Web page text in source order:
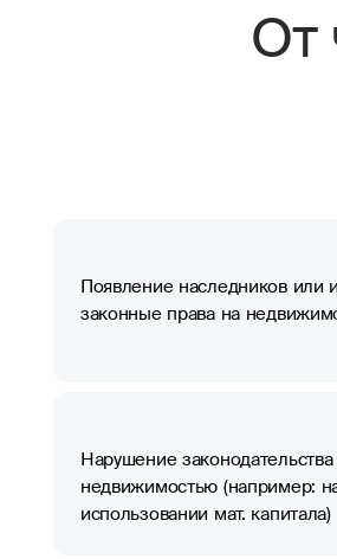
От
Появление наследников
законные права на
Нарушение
недвижимостью (например:
использовании мат. капитала)